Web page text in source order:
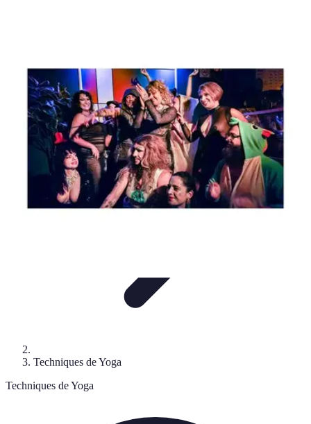
Techniques Yoga
Techniques de Yoga
Techniques de Yoga